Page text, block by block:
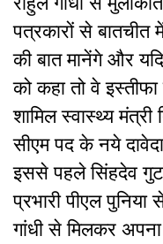
पत्रकारों से
की बात मानेंगे और
को कहा तो वे
शामिल स्वास्थ्य
सीएम पद के नये
इससे पहले सिंहदेव
प्रभारी पीएल
गांधी से मिलकर अपना